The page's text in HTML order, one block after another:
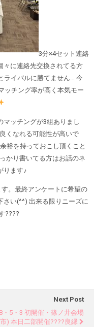
3分×4セット連絡
々に連絡先交換されてる方
ライバルに勝てません… 今
チング率が高く本気モー
ッチングが3組ありまし
くなれる可能性が高いで
裕を持っておこし頂くこと
かり書いてる方はお話のネ
ります♪
。最終アンケートに希望の
い(^^) 出来る限りニーズに
????
Next Post
・5・3 初開催・篠ノ井会場
) 本日二部開催????良縁